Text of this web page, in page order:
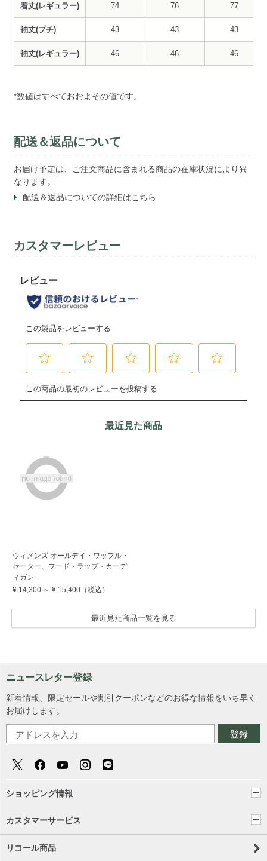
着丈(レギュラー) 74 76 77
袖丈(プチ) 43 43 43
袖丈(レギュラー) 46 46 46
*数値はすべておおよその値です。
配送＆返品について
お届け予定は、ご注文商品に含まれる商品の在庫状況により異
なります。
配送＆返品についての詳細はこちら
カスタマーレビュー
最近見た商品
ウィメンズ オールデイ・ワッフル・
セーター、フード・ラップ・カーデ
ィガン
¥ 14,300～ ¥ 15,400（税込）
最近見た商品一覧を見る
ニュースレター登録
新着情報、限定セールや割引クーポンなどのお得な情報をいち早く
お届けします。
登録
ショッピング情報
カスタマーサービス
リコール商品